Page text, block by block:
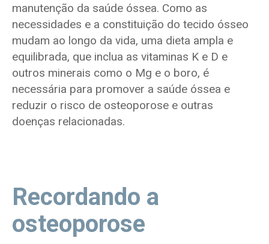
manutenção da saúde óssea. Como as
necessidades e a constituição do tecido ósseo
mudam ao longo da vida, uma dieta ampla e
equilibrada, que inclua as vitaminas K e D e
outros minerais como o Mg e o boro, é
necessária para promover a saúde óssea e
reduzir o risco de osteoporose e outras
doenças relacionadas.
Recordando a
osteoporose